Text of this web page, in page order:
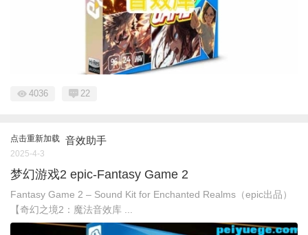
4036 22
点击重新加载 音效助手
2025-4-3
梦幻游戏2 epic-Fantasy Game 2
Fantasy Game 2 – Sound Kit for Enchanted Realms（epic出品）
【奇幻之境2：魔法音效库 ...